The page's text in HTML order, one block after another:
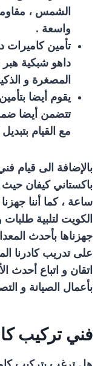
الشمس ،
واسعة .
تأمين كاميرات
المصغرة و
يقوم أيضا
تتضمن أيضا
مع القيام
بالإضافة الى قيام
ساعة ، كما أننا
الكويت لتلبية
جهزناها بأحدث
على تدريب كادرنا
اتقان و اتباع أحدث
بأعمال الصيانة و
فني تركيب